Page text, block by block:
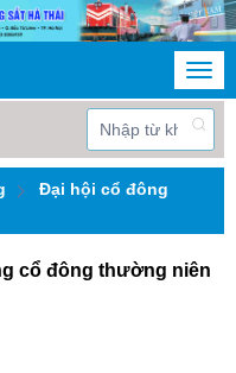
ty Cổ phần Đường sắt
Đại hội cổ đông
cổ đông thường niên